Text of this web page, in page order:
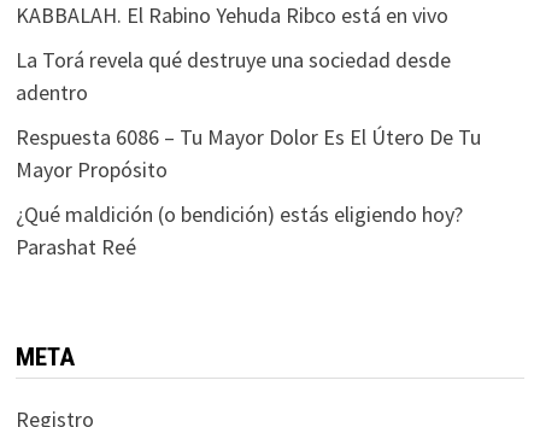
KABBALAH. El Rabino Yehuda Ribco está en vivo
La Torá revela qué destruye una sociedad desde
adentro
Respuesta 6086 – Tu Mayor Dolor Es El Útero De Tu
Mayor Propósito
¿Qué maldición (o bendición) estás eligiendo hoy?
Parashat Reé
META
Registro